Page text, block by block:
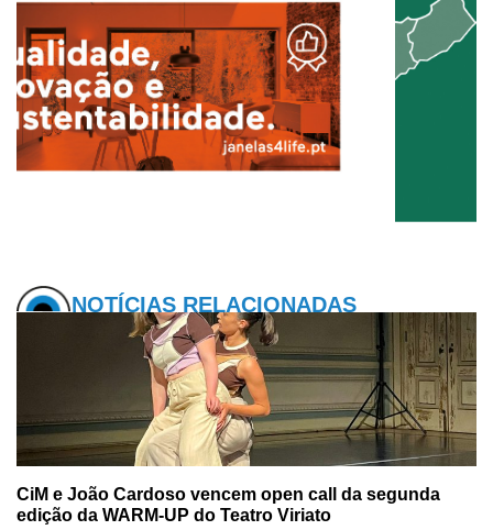
NOTÍCIAS RELACIONADAS
CiM e João Cardoso vencem open call da segunda
edição da WARM-UP do Teatro Viriato